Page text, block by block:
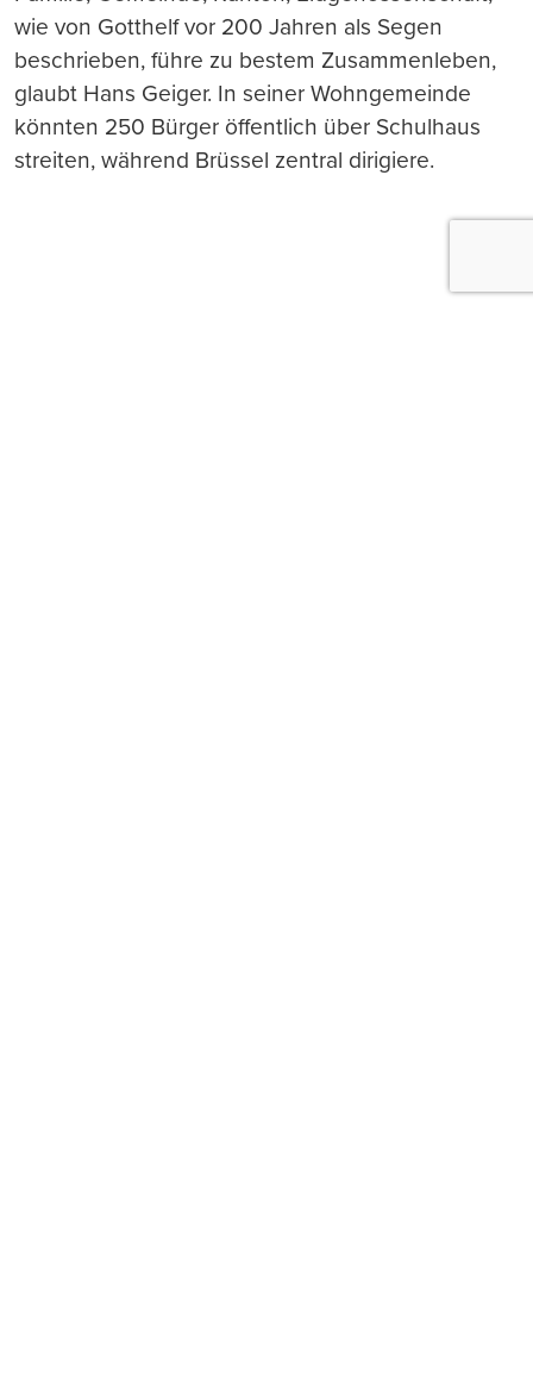
wie von Gotthelf vor 200 Jahren als Segen
beschrieben, führe zu bestem Zusammenleben,
glaubt Hans Geiger. In seiner Wohngemeinde
könnten 250 Bürger öffentlich über Schulhaus
streiten, während Brüssel zentral dirigiere.